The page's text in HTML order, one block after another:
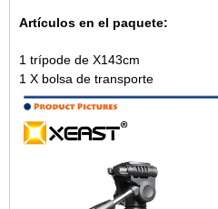
Artículos en el paquete:
1 trípode de X143cm
1 X bolsa de transporte